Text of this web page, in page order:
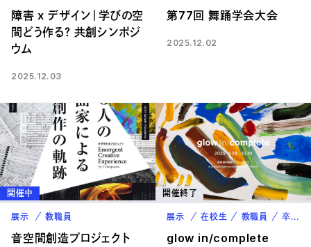
障害 x デザイン｜学びの空
間どう作る？ 共創シンポジ
ウム
2025.12.03
第77回 舞踊学会大会
2025.12.02
開催中
展示 教職員
音空間創造プロジェクト
開催終了
展示 在校生 教職員 卒業生
glow in/complete